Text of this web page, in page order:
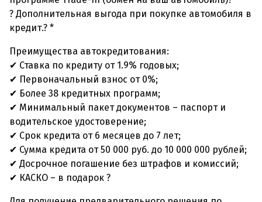
? Дополнительная выгода при покупке автомобиля в
кредит.? *
Преимущества автокредитования:
✔ Ставка по кредиту от 1.9% годовых;
✔ Первоначальный взнос от 0%;
✔ Более 38 кредитных программ;
✔ Минимальный пакет документов – паспорт и
водительское удостоверение;
✔ Срок кредита от 6 месяцев до 7 лет;
✔ Сумма кредита от 50 000 руб. до 10 000 000 рублей;
✔ Досрочное погашение без штрафов и комиссий;
✔ КАСКО – в подарок ?